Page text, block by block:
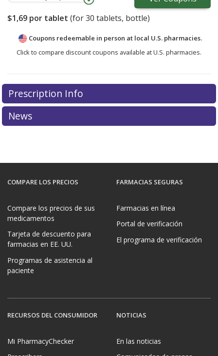
$1,69 por tablet (for30 tablets, bottle)
Coupons redeemable in person at local U.S. pharmacies.
Click to compare discount coupons available at U.S. pharmacies.
Prescription Info
News
COMPARE LOS PRECIOS
Compare los precios de sus
medicamentos
Tarjeta de descuento para
farmacias en EE. UU.
Programas de asistencia al
paciente
FARMACIAS SEGURAS
Farmacias en línea
Portal de verificación
El programa de verificación
RECURSOS DEL CONSUMIDOR
Mi PharmacyChecker
NOTICIAS
En las noticias